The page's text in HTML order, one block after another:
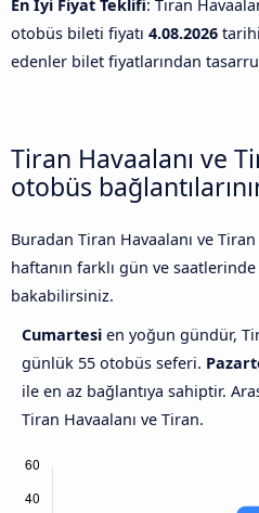
En İyi Fiyat Teklifi: Tiran
otobüs bileti fiyatı 4.08.2026
edenler bilet fiyatlarından
Tiran Havaalanı ve
otobüs
Buradan Tiran Havaalanı ve
haftanın farklı gün ve
bakabilirsiniz.
Cumartesi en yoğun gündür,
günlük 55 otobüs seferi.
ile en az bağlantıya sahiptir.
Tiran Havaalanı ve Tiran.